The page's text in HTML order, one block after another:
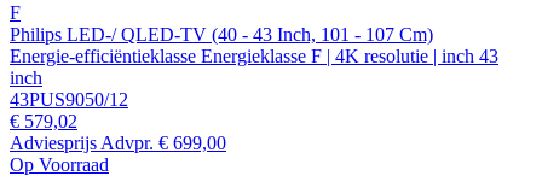
F
Philips LED-/ QLED-TV (40 - 43 Inch, 101 - 107 Cm)
Energie-efficiëntieklasse Energieklasse F | 4K resolutie | inch 43
inch
43PUS9050/12
€ 579,02
Adviesprijs Advpr. € 699,00
Op Voorraad